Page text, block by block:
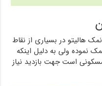
هالیتو در بسیاری از نقاط
نموده ولی به دلیل اینکه
است جهت بازدید نیاز